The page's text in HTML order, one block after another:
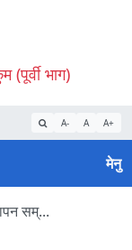
(पूर्वी भाग)
A- A A+
मेनु
सम्...